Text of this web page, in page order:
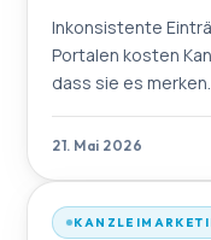
Inkonsistente
Portalen kosten
dass sie es
Optimierung in 90 Ta
21. Mai 2026